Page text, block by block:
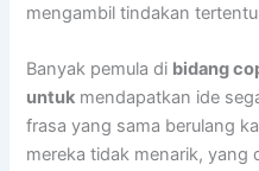
mengambil tindakan
Banyak pemula di bidang
untuk mendapatkan ide
frasa yang sama berulang
mereka tidak menarik, yang